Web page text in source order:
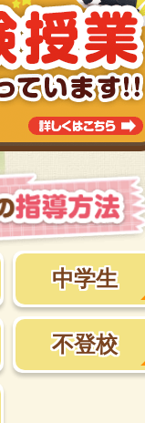
中学生
不登校